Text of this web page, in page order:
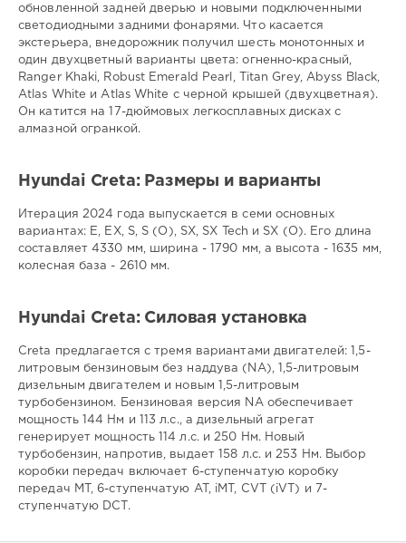
обновленной задней дверью и новыми подключенными
светодиодными задними фонарями. Что касается
экстерьера, внедорожник получил шесть монотонных и
один двухцветный варианты цвета: огненно-красный,
Ranger Khaki, Robust Emerald Pearl, Titan Grey, Abyss Black,
Atlas White и Atlas White с черной крышей (двухцветная).
Он катится на 17-дюймовых легкосплавных дисках с
алмазной огранкой.
Hyundai Creta: Размеры и варианты
Итерация 2024 года выпускается в семи основных
вариантах: E, EX, S, S (O), SX, SX Tech и SX (O). Его длина
составляет 4330 мм, ширина - 1790 мм, а высота - 1635 мм,
колесная база - 2610 мм.
Hyundai Creta: Силовая установка
Creta предлагается с тремя вариантами двигателей: 1,5-
литровым бензиновым без наддува (NA), 1,5-литровым
дизельным двигателем и новым 1,5-литровым
турбобензином. Бензиновая версия NA обеспечивает
мощность 144 Нм и 113 л.с., а дизельный агрегат
генерирует мощность 114 л.с. и 250 Нм. Новый
турбобензин, напротив, выдает 158 л.с. и 253 Нм. Выбор
коробки передач включает 6-ступенчатую коробку
передач MT, 6-ступенчатую AT, iMT, CVT (iVT) и 7-
ступенчатую DCT.